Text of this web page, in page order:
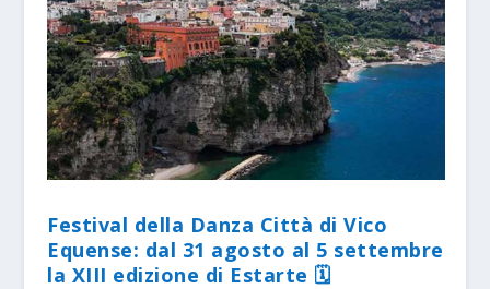
Festival della Danza Città di Vico
Equense: dal 31 agosto al 5 settembre
la XIII edizione di Estarte 🗓